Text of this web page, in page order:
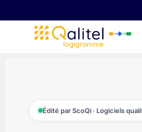
Édité par ScoQi · Logiciels